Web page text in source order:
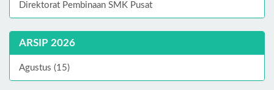
Direktorat Pembinaan SMK Pusat
ARSIP 2026
Agustus (15)